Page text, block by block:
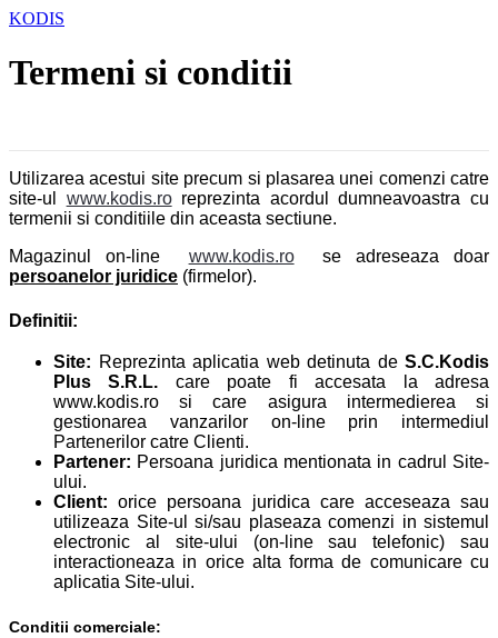
KODIS
Termeni si conditii
Utilizarea acestui site precum si plasarea unei comenzi catre
site-ul
www.kodis.ro reprezinta acordul dumneavoastra cu
termenii si conditiile din aceasta sectiune.
Magazinul on-line
www.kodis.ro
se adreseaza doar
persoanelor juridice (firmelor).
Definitii:
Site: Reprezinta aplicatia web detinuta de S.C.Kodis
Plus S.R.L.
care poate fi accesata la adresa
www.kodis.ro si care asigura intermedierea si
gestionarea vanzarilor on-line prin intermediul
Partenerilor catre Clienti.
Partener: Persoana juridica mentionata in cadrul Site-
ului.
Client: orice persoana juridica care acceseaza sau
utilizeaza Site-ul si/sau plaseaza comenzi in sistemul
electronic al site-ului (on-line sau telefonic) sau
interactioneaza in orice alta forma de comunicare cu
aplicatia Site-ului.
Conditii comerciale: